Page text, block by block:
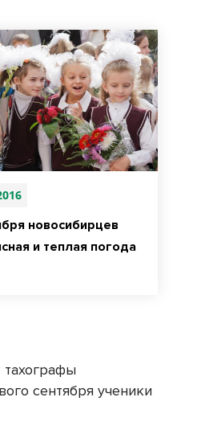
новосибирцев
и теплая погода
тахографы
сентября ученики